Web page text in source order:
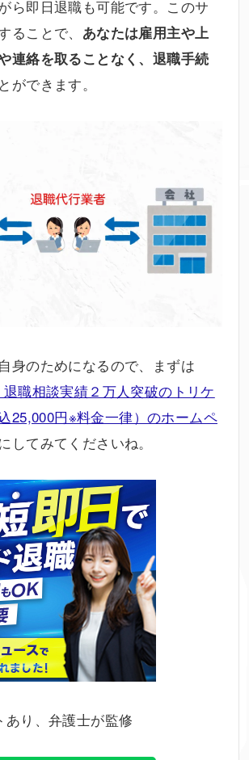
ら即日退職も可能です。このサ
ることで、 あなたは雇用主や上
連絡を取ることなく、退職手続
ができます。
身のためになるので、まずは
退職相談実績２万人突破のトリケ
25,000円※料金一律）のホームペ
してみてくださいね。
り、弁護士が監修